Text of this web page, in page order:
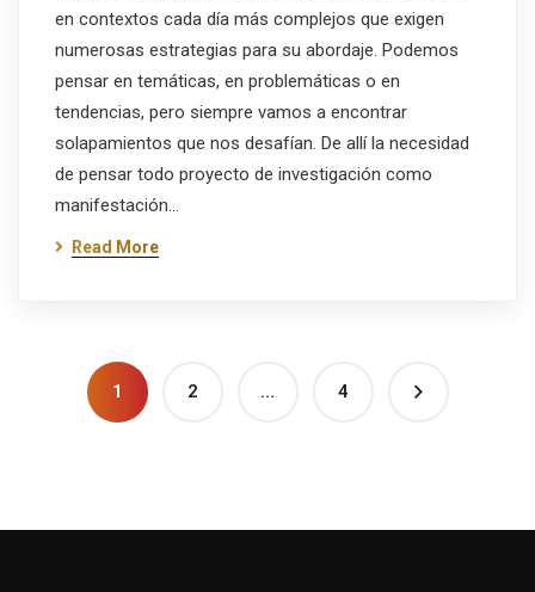
en contextos cada día más complejos que exigen
numerosas estrategias para su abordaje. Podemos
pensar en temáticas, en problemáticas o en
tendencias, pero siempre vamos a encontrar
solapamientos que nos desafían. De allí la necesidad
de pensar todo proyecto de investigación como
manifestación…
Read More
1 2 … 4